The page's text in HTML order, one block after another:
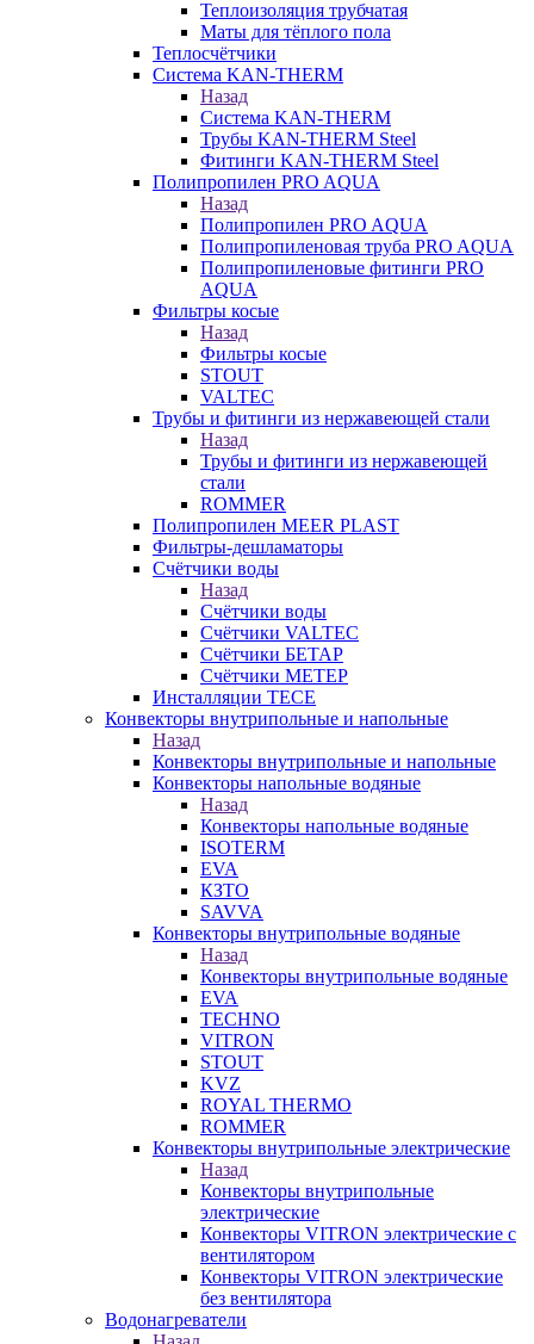
Теплоизоляция трубчатая
Маты для тёплого пола
Теплосчётчики
Система KAN-THERM
Назад
Система KAN-THERM
Трубы KAN-THERM Steel
Фитинги KAN-THERM Steel
Полипропилен PRO AQUA
Назад
Полипропилен PRO AQUA
Полипропиленовая труба PRO AQUA
Полипропиленовые фитинги PRO
AQUA
Фильтры косые
Назад
Фильтры косые
STOUT
VALTEC
Трубы и фитинги из нержавеющей стали
Назад
Трубы и фитинги из нержавеющей
стали
ROMMER
Полипропилен MEER PLAST
Фильтры-дешламаторы
Счётчики воды
Назад
Счётчики воды
Счётчики VALTEC
Счётчики БЕТАР
Счётчики МЕТЕР
Инсталляции TECE
Конвекторы внутрипольные и напольные
Назад
Конвекторы внутрипольные и напольные
Конвекторы напольные водяные
Назад
Конвекторы напольные водяные
ISOTERM
EVA
КЗТО
SAVVA
Конвекторы внутрипольные водяные
Назад
Конвекторы внутрипольные водяные
EVA
TECHNO
VITRON
STOUT
KVZ
ROYAL THERMO
ROMMER
Конвекторы внутрипольные электрические
Назад
Конвекторы внутрипольные
электрические
Конвекторы VITRON электрические с
вентилятором
Конвекторы VITRON электрические
без вентилятора
Водонагреватели